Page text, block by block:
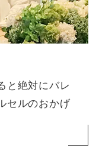
と絶対にバレ
セルのおかげ